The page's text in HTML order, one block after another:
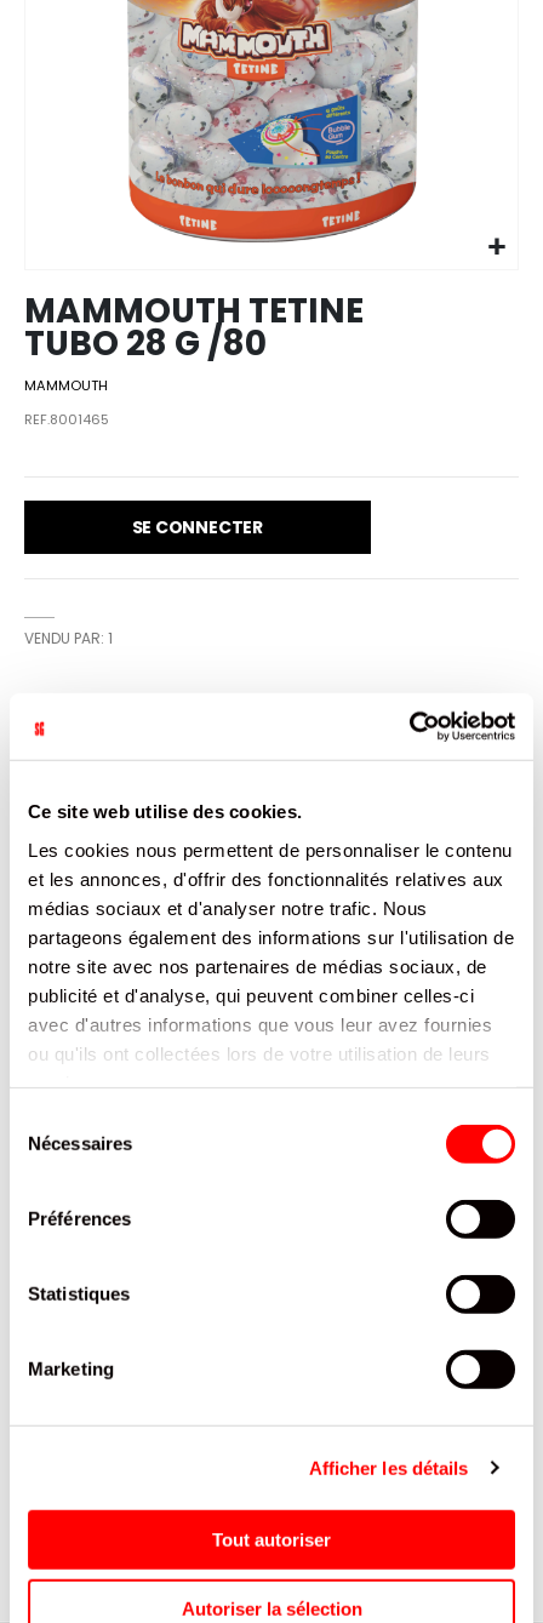
Ce site web utilise des cookies.
Les cookies nous permettent de personnaliser le contenu
et les annonces, d'offrir des fonctionnalités relatives aux
médias sociaux et d'analyser notre trafic. Nous
partageons également des informations sur l'utilisation de
notre site avec nos partenaires de médias sociaux, de
publicité et d'analyse, qui peuvent combiner celles-ci
avec d'autres informations que vous leur avez fournies
ou qu'ils ont collectées lors de votre utilisation de leurs
Nécessaires
Préférences
Statistiques
Marketing
Afficher les détails
Tout autoriser
Autoriser la sélection
images
gallery
MAMMOUTH TETINE
TUBO 28 G /80
MAMMOUTH
REF.8001465
SE CONNECTER
VENDU PAR: 1
INFORMATION
La Mammouth Tétine réunit 5 goûts fruits rouges
bois, puis bubble gum Tutti Frutti fourré poudre acidulé.
Présentée dans un nouveau tubo re-designé plus solide,
plus transparent, et empillable pour un gain de place
optimal !
CARACTÉRISTIQUES
DOCUMENTATION